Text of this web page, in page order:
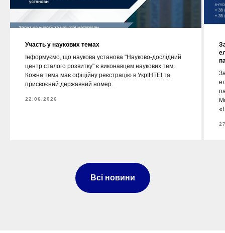
Участь у наукових темах
Інформуємо, що наукова установа "Науково-дослідний
центр сталого розвитку" є виконавцем наукових тем.
Кожна тема має офіційну реєстрацію в УкрІНТЕІ та
присвоєний державний номер.
22.06.2026
Всі новини